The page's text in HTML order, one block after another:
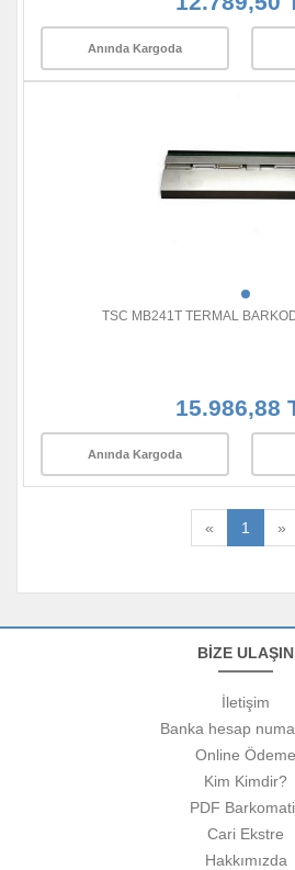
Anında Kargoda
TSC MB241T TERMAL
15.986,88
Anında Kargoda
« 1 »
BİZE ULAŞIN
İletişim
Banka hesap
Online Ödeme
Kim Kimdir?
PDF
Cari Ekstre
Hakkımızda